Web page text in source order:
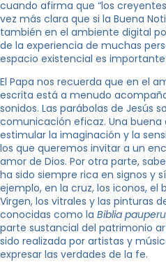
cuando afirma que “los
vez más clara que si la Buena
también en el ambiente digital
de la experiencia de muchas
espacio existencial es
El Papa nos recuerda que en el
escrita está a menudo
sonidos. Las parábolas de Jesús
comunicación eficaz. Una
estimular la imaginación y la
los que queremos invitar a un
amor de Dios. Por otra parte,
ha sido siempre rica en signos y
ejemplo, en la cruz, los iconos, el
Virgen, los vitrales y las pinturas
conocidas como la Biblia
parte sustancial del patrimonio
sido realizada por artistas y
expresar las verdades de la fe.